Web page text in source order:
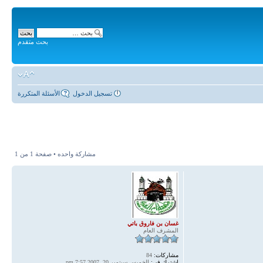
بحث متقدم
الأسئلة المتكررة تسجيل الدخول
مشاركة واحده • صفحة 1 من 1
غسان بن فاروق باتي
المشرف العام
مشاركات: